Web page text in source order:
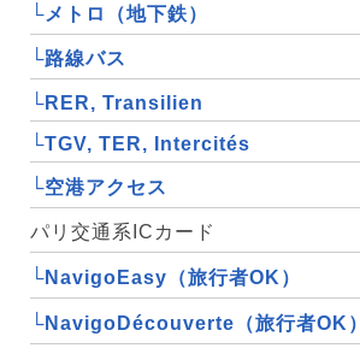
└メトロ（地下鉄）
└路線バス
└RER, Transilien
└TGV, TER, Intercités
└空港アクセス
パリ交通系ICカード
└NavigoEasy（旅行者OK）
└NavigoDécouverte（旅行者OK）